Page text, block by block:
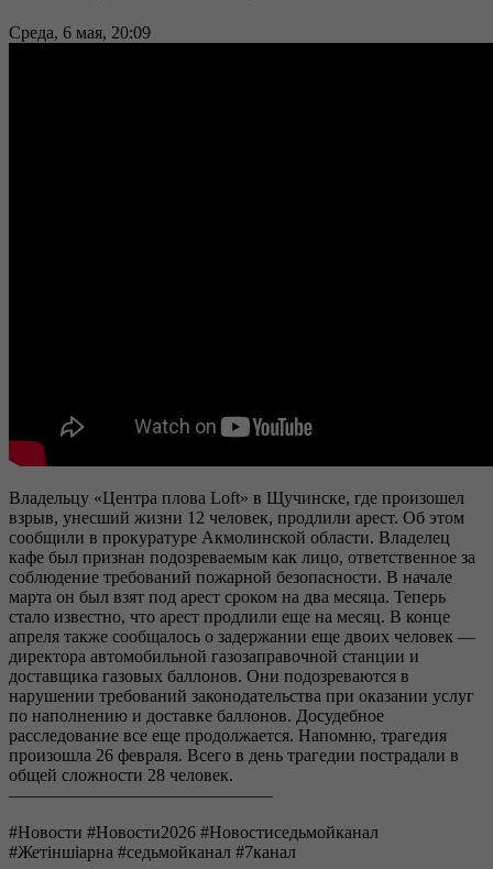
Среда, 6 мая, 20:09
Владельцу «Центра плова Loft» в Щучинске, где произошел
взрыв, унесший жизни 12 человек, продлили арест. Об этом
сообщили в прокуратуре Акмолинской области. Владелец
кафе был признан подозреваемым как лицо, ответственное за
соблюдение требований пожарной безопасности. В начале
марта он был взят под арест сроком на два месяца. Теперь
стало известно, что арест продлили еще на месяц. В конце
апреля также сообщалось о задержании еще двоих человек —
директора автомобильной газозаправочной станции и
доставщика газовых баллонов. Они подозреваются в
нарушении требований законодательства при оказании услуг
по наполнению и доставке баллонов. Досудебное
расследование все еще продолжается. Напомню, трагедия
произошла 26 февраля. Всего в день трагедии пострадали в
общей сложности 28 человек.
———————————————
#Новости #Новости2026 #Новостиседьмойканал
#Жетіншіарна #седьмойканал #7канал